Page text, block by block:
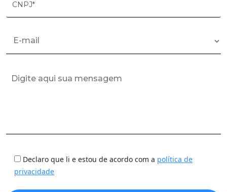
CNPJ*
Declaro que li e estou de acordo com a política de
privacidade